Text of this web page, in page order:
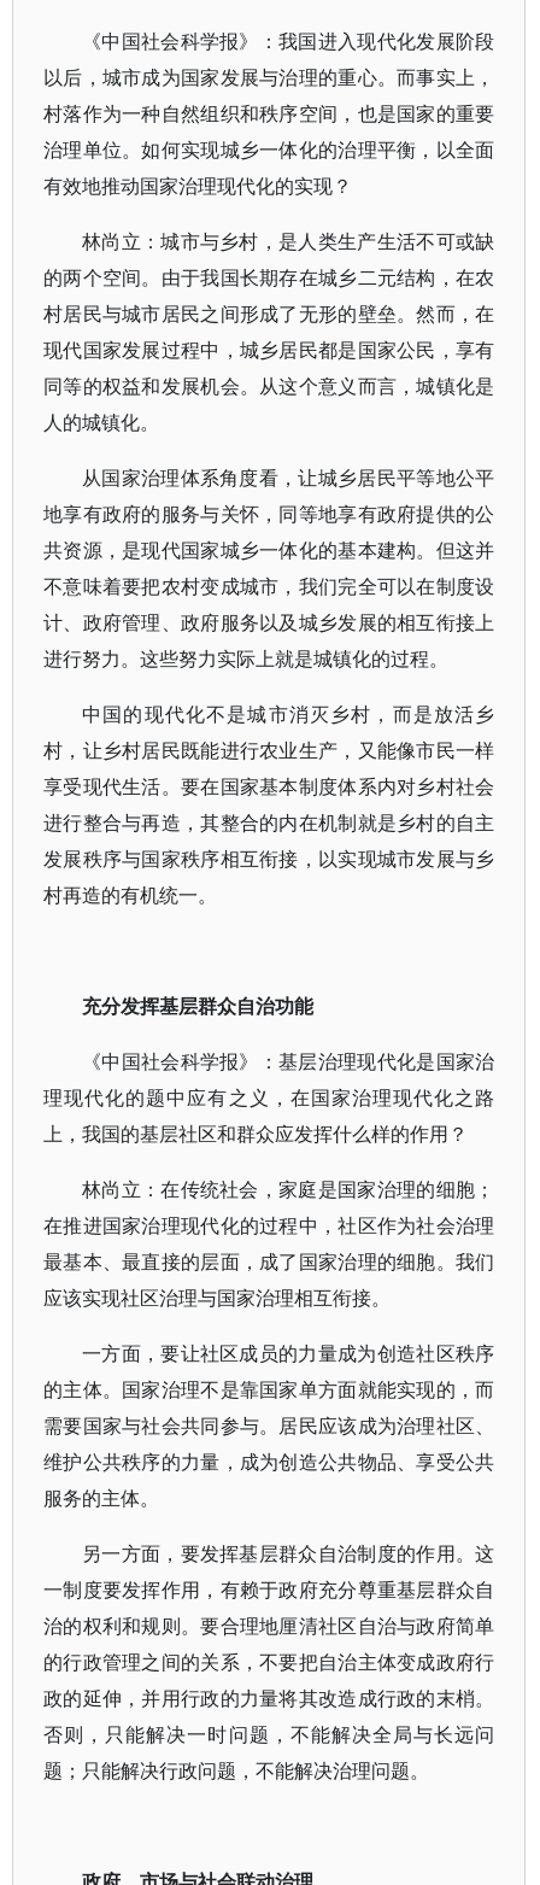
《中国社会科学报》：我国进入现代化发展阶段
以后，城市成为国家发展与治理的重心。而事实上，
村落作为一种自然组织和秩序空间，也是国家的重要
治理单位。如何实现城乡一体化的治理平衡，以全面
有效地推动国家治理现代化的实现？
林尚立：城市与乡村，是人类生产生活不可或缺
的两个空间。由于我国长期存在城乡二元结构，在农
村居民与城市居民之间形成了无形的壁垒。然而，在
现代国家发展过程中，城乡居民都是国家公民，享有
同等的权益和发展机会。从这个意义而言，城镇化是
人的城镇化。
从国家治理体系角度看，让城乡居民平等地公平
地享有政府的服务与关怀，同等地享有政府提供的公
共资源，是现代国家城乡一体化的基本建构。但这并
不意味着要把农村变成城市，我们完全可以在制度设
计、政府管理、政府服务以及城乡发展的相互衔接上
进行努力。这些努力实际上就是城镇化的过程。
中国的现代化不是城市消灭乡村，而是放活乡
村，让乡村居民既能进行农业生产，又能像市民一样
享受现代生活。要在国家基本制度体系内对乡村社会
进行整合与再造，其整合的内在机制就是乡村的自主
发展秩序与国家秩序相互衔接，以实现城市发展与乡
村再造的有机统一。
充分发挥基层群众自治功能
《中国社会科学报》：基层治理现代化是国家治
理现代化的题中应有之义，在国家治理现代化之路
上，我国的基层社区和群众应发挥什么样的作用？
林尚立：在传统社会，家庭是国家治理的细胞；
在推进国家治理现代化的过程中，社区作为社会治理
最基本、最直接的层面，成了国家治理的细胞。我们
应该实现社区治理与国家治理相互衔接。
一方面，要让社区成员的力量成为创造社区秩序
的主体。国家治理不是靠国家单方面就能实现的，而
需要国家与社会共同参与。居民应该成为治理社区、
维护公共秩序的力量，成为创造公共物品、享受公共
服务的主体。
另一方面，要发挥基层群众自治制度的作用。这
一制度要发挥作用，有赖于政府充分尊重基层群众自
治的权利和规则。要合理地厘清社区自治与政府简单
的行政管理之间的关系，不要把自治主体变成政府行
政的延伸，并用行政的力量将其改造成行政的末梢。
否则，只能解决一时问题，不能解决全局与长远问
题；只能解决行政问题，不能解决治理问题。